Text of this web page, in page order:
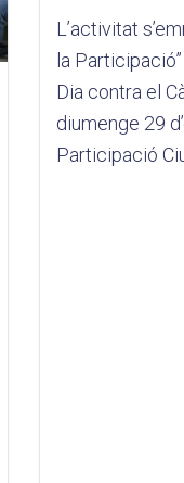
L’activitat
la
Dia contra el
diumenge 29
Participació